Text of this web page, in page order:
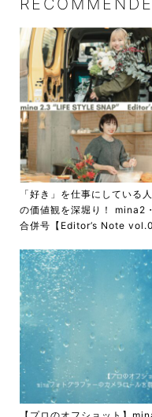
「好き」を仕事にしている
の価値観を深堀り！ mina2
合併号【Editor’s Note